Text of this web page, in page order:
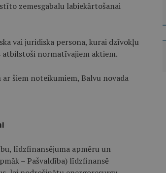
zemesgabalu labiekārtošanai
vai juridiska persona, kurai dzīvokļu
atbilstoši normatīvajiem aktiem.
ar šiem noteikumiem, Balvu novada
līdzfinansējuma apmēru un
– Pašvaldība) līdzfinansē